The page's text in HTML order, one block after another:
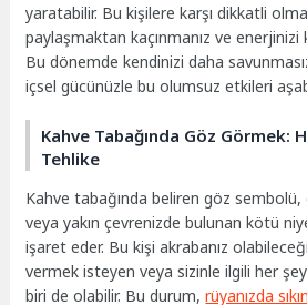
yaratabilir. Bu kişilere karşı dikkatli
paylaşmaktan kaçınmanız ve enerjinizi
Bu dönemde kendinizi daha
içsel gücünüzle bu olumsuz etkileri
Kahve Tabağında Göz Görmek:
Tehlike
Kahve tabağında beliren göz
veya yakın çevrenizde bulunan kötü
işaret eder. Bu kişi akrabanız
vermek isteyen veya sizinle ilgili her
biri de olabilir. Bu durum,rüyanızda